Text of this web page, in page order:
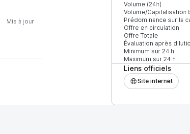
Volume (24h)
Volume/Capitalisation
Prédominance sur la
Offre en circulation
Offre Totale
Évaluation après
Minimum sur 24 h
Maximum sur 24 h
Liens officiels
Site internet
Mis à jour